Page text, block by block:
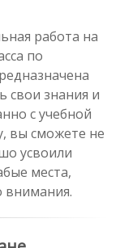
работа на
по
свои знания и
с учебной
вы сможете не
усвоили
места,
внимания.